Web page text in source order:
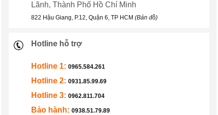
Lãnh, Thành Phố Hồ Chí Minh
822 Hậu Giang, P.12, Quận 6, TP HCM (Bản đồ)
Hotline hỗ trợ
Hotline 1: 0965.584.261
Hotline 2: 0931.85.99.69
Hotline 3: 0962.811.704
Bảo hành: 0938.51.79.89